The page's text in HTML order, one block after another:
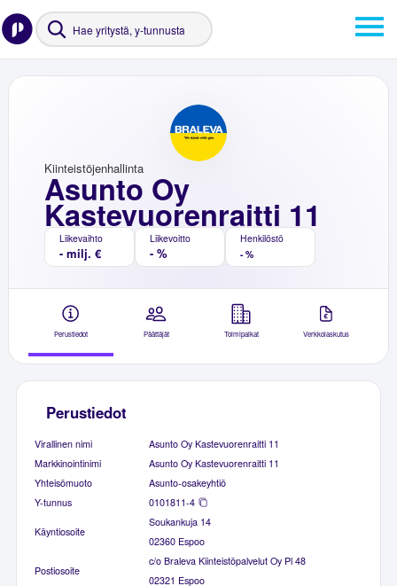
Asunto Oy
Kastevuorenraitti 11
Kiinteistöjenhallinta
Liikevaihto
- milj. €
Liikevoitto
- %
Henkilöstö
- %
Perustiedot Päättäjät Toimipaikat Verkkolaskutus
Perustiedot
Virallinen nimi
Asunto Oy Kastevuorenraitti 11
Markkinointinimi
Asunto Oy Kastevuorenraitti 11
Yhteisömuoto
Asunto-osakeyhtiö
Y-tunnus
0101811-4
Käyntiosoite
Soukankuja 14
02360 Espoo
Postiosoite
c/o Braleva Kiinteistöpalvelut Oy Pl 48
02321 Espoo